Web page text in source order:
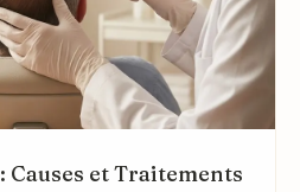
et Traitements